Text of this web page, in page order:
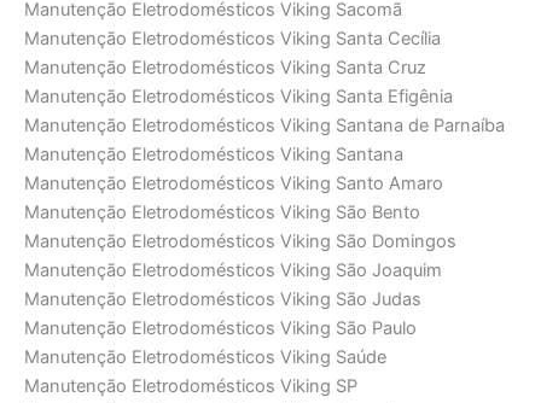
Manutenção Eletrodomésticos Viking Sacomã
Manutenção Eletrodomésticos Viking Santa Cecília
Manutenção Eletrodomésticos Viking Santa Cruz
Manutenção Eletrodomésticos Viking Santa Efigênia
Manutenção Eletrodomésticos Viking Santana de Parnaíba
Manutenção Eletrodomésticos Viking Santana
Manutenção Eletrodomésticos Viking Santo Amaro
Manutenção Eletrodomésticos Viking São Bento
Manutenção Eletrodomésticos Viking São Domingos
Manutenção Eletrodomésticos Viking São Joaquim
Manutenção Eletrodomésticos Viking São Judas
Manutenção Eletrodomésticos Viking São Paulo
Manutenção Eletrodomésticos Viking Saúde
Manutenção Eletrodomésticos Viking SP